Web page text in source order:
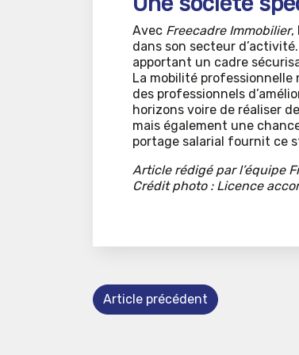
Avec Freecadre Immobilier,
dans son secteur
apportant un cadre
La mobilité professionnelle
des professionnels
horizons voire de réaliser
mais également une
portage salarial fournit ce
Article rédigé par l’équipe
Crédit photo : Licence
Article précédent